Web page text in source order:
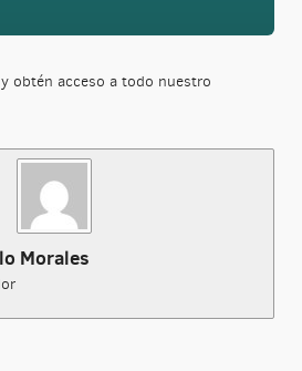
obtén acceso a todo nuestro
Morales